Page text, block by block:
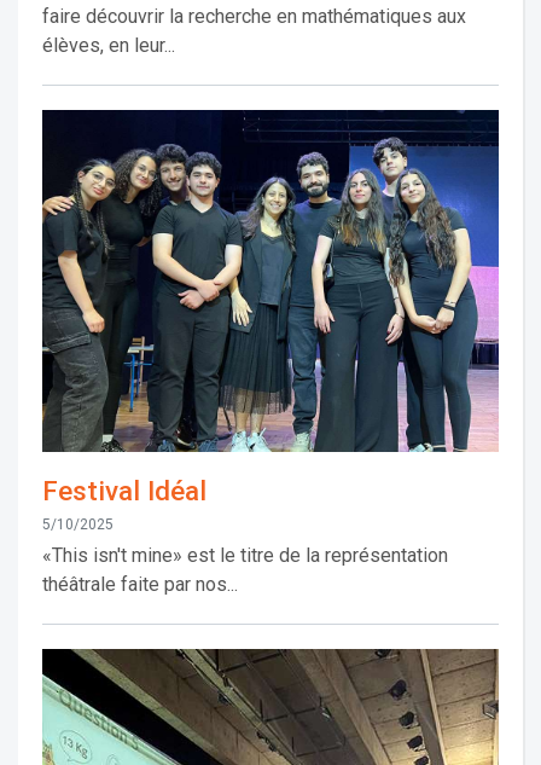
faire découvrir la recherche en mathématiques aux
élèves, en leur...
Festival Idéal
5/10/2025
«This isn't mine» est le titre de la représentation
théâtrale faite par nos...